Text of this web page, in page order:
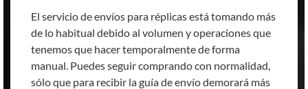
El servicio de envíos para réplicas está tomando más
de lo habitual debido al volumen y operaciones que
tenemos que hacer temporalmente de forma
manual. Puedes seguir comprando con normalidad,
sólo que para recibir la guía de envío demorará más